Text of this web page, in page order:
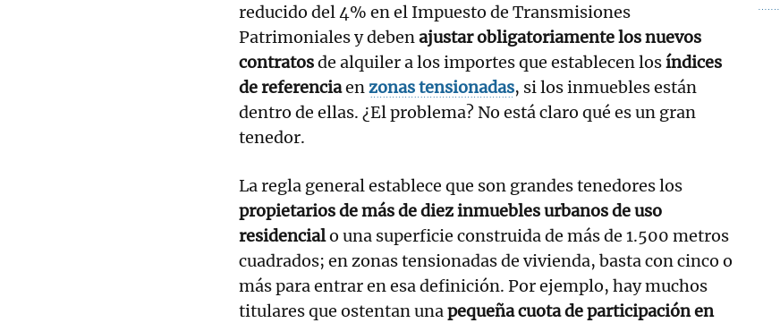
reducido del 4% en el Impuesto de Transmisiones
Patrimoniales y debenajustar obligatoriamente los nuevos
contratosde alquiler a los importes que establecen losíndices
de referenciaenzonas tensionadas, si los inmuebles están
dentro de ellas. ¿El problema? No está claro qué es un gran
tenedor.
La regla general establece que son grandes tenedores los
propietarios de más de diez inmuebles urbanos de uso
residencialo una superficie construida de más de 1.500 metros
cuadrados; en zonas tensionadas de vivienda, basta con cinco o
más para entrar en esa definición. Por ejemplo, hay muchos
titulares que ostentan unapequeña cuota de participación en